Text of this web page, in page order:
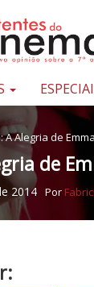
A Alegria de Emma
de
2014 Por